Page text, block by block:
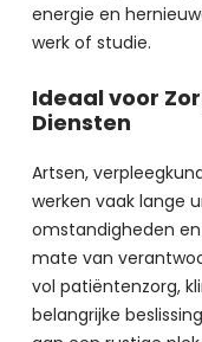
energie en
werk of studie.
Ideaal voor
Diensten
Artsen,
werken vaak lange
omstandigheden
mate van
vol patiëntenzorg,
belangrijke